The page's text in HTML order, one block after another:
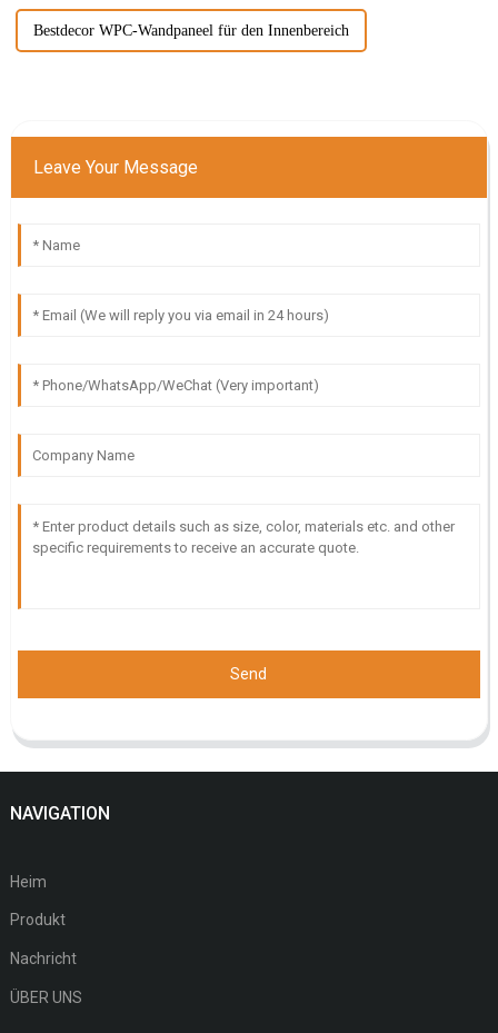
Bestdecor WPC-Wandpaneel für den Innenbereich
Leave Your Message
Send
NAVIGATION
Heim
Produkt
Nachricht
ÜBER UNS